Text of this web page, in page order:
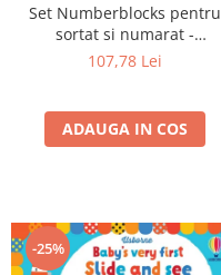
Set Numberblocks pentru
sortat si numarat -
Numberblob
107,78 Lei
ADAUGA IN COS
-25%